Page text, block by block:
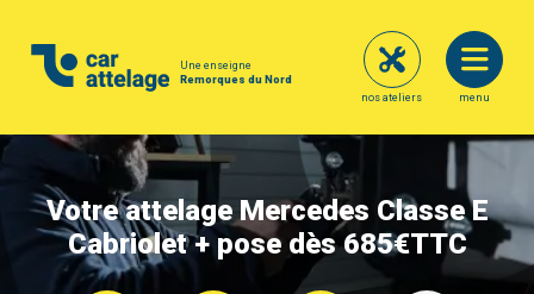
Une enseigne
Remorques du Nord
menu
nos ateliers
Votre attelage Mercedes Classe E
Cabriolet + pose dès 685€TTC